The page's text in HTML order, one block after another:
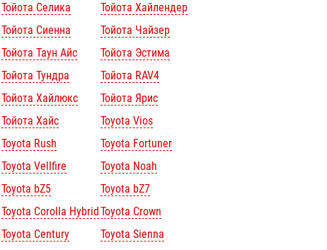
Тойота Селика
Тойота Сиенна
Тойота Таун Айс
Тойота Тундра
Тойота Хайлюкс
Тойота Хайс
Toyota Rush
Toyota Vellfire
Toyota bZ5
Toyota Corolla Hybrid
Toyota Century
Тойота Хайлендер
Тойота Чайзер
Тойота Эстима
Тойота RAV4
Тойота Ярис
Toyota Vios
Toyota Fortuner
Toyota Noah
Toyota bZ7
Toyota Crown
Toyota Sienna